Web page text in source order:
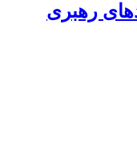
رهبری